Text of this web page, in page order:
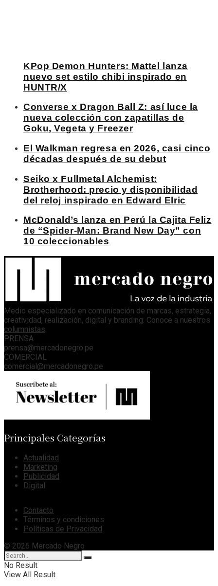
KPop Demon Hunters: Mattel lanza
nuevo set estilo chibi inspirado en
HUNTR/X
Converse x Dragon Ball Z: así luce la
nueva colección con zapatillas de
Goku, Vegeta y Freezer
El Walkman regresa en 2026, casi cinco
décadas después de su debut
Seiko x Fullmetal Alchemist:
Brotherhood: precio y disponibilidad
del reloj inspirado en Edward Elric
McDonald’s lanza en Perú la Cajita Feliz
de “Spider-Man: Brand New Day” con
10 coleccionables
Medio especializado en comunicación de marcas, estrategia,
creatividad, realización, digital y branding. Conoce a nuestros
columnistas.
PRENSA
prensa@mercadonegro.pe
COMERCIAL
comercial@mercadonegro.pe
Principales Categorías
Actualidad
Marketing
Publicidad
Digital
Contacto
Términos y condiciones
Políticas de Privacidad
© 2026 Mercado Negro
No Result
View All Result